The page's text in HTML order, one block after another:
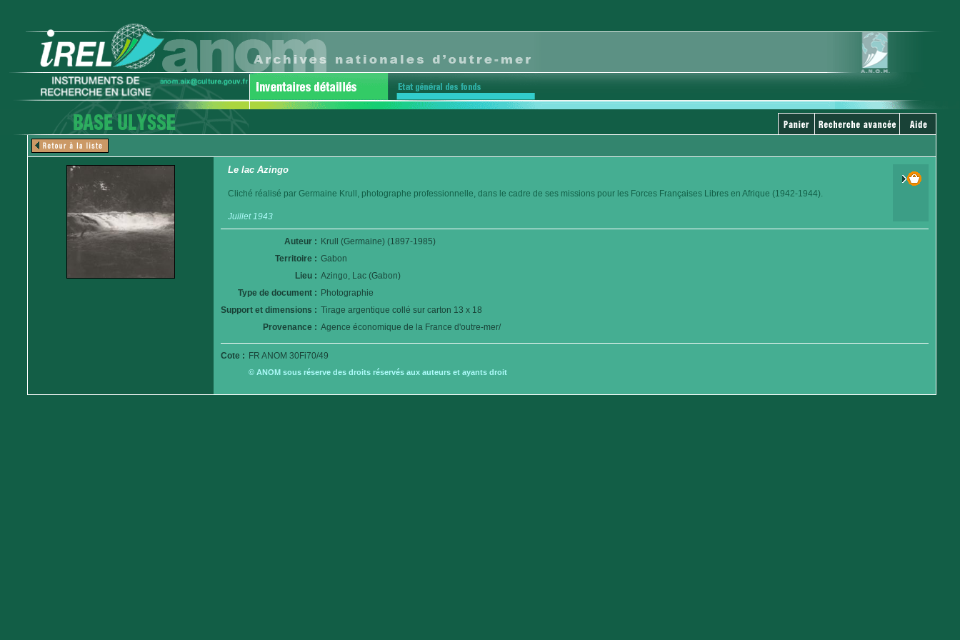
Le lac Azingo
Cliché réalisé par Germaine Krull, photographe professionnelle, dans le cadre de ses missions pour les Forces Françaises Libres en Afrique (1942-1944).
Juillet 1943
Auteur : Krull (Germaine) (1897-1985)
Territoire : Gabon
Lieu : Azingo, Lac (Gabon)
Type de document : Photographie
Support et dimensions : Tirage argentique collé sur carton 13 x 18
Provenance : Agence économique de la France d'outre-mer/
Cote : FR ANOM 30Fi70/49
© ANOM sous réserve des droits réservés aux auteurs et ayants droit